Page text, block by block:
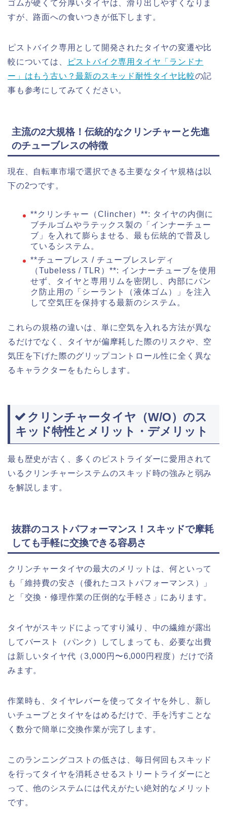
ゴムが硬くて分厚いタイヤは、滑り出しやすくなりま
すが、路面への食いつきが低下します。
ピストバイク専用として開発されたタイヤの変遷や比
較については、
ピストバイク専用タイヤ「ランドナ
ー」はもう古い？最新のスキッド耐性タイヤ比較の記
事も参考にしてみてください。
主流の2大規格！伝統的なクリンチャーと先進
のチューブレスの特徴
現在、自転車市場で選択できる主要なタイヤ規格は以
下の2つです。
**クリンチャー（Clincher）**: タイヤの内側に
ブチルゴムやラテックス製の「インナーチュー
ブ」を入れて膨らませる、最も伝統的で普及し
ているシステム。
**チューブレス / チューブレスレディ
（Tubeless / TLR）**: インナーチューブを使用
せず、タイヤと専用リムを密閉し、内部にパン
ク防止用の「シーラント（液体ゴム）」を注入
して空気圧を保持する最新のシステム。
これらの規格の違いは、単に空気を入れる方法が異な
るだけでなく、タイヤが偏摩耗した際のリスクや、空
気圧を下げた際のグリップコントロール性に全く異な
るキャラクターをもたらします。
クリンチャータイヤ（W/O）のス
キッド特性とメリット・デメリット
最も歴史が古く、多くのピストライダーに愛用されて
いるクリンチャーシステムのスキッド時の強みと弱み
を解説します。
抜群のコストパフォーマンス！スキッドで摩耗
しても手軽に交換できる容易さ
クリンチャータイヤの最大のメリットは、何といって
も「維持費の安さ（優れたコストパフォーマンス）」
と「交換・修理作業の圧倒的な手軽さ」にあります。
タイヤがスキッドによってすり減り、中の繊維が露出
してバースト（パンク）してしまっても、必要な出費
は新しいタイヤ代（3,000円〜6,000円程度）だけで済
みます。
作業時も、タイヤレバーを使ってタイヤを外し、新し
いチューブとタイヤをはめるだけで、手を汚すことな
く数分で簡単に交換作業が完了します。
このランニングコストの低さは、毎日何回もスキッド
を行ってタイヤを消耗させるストリートライダーにと
って、他のシステムには代えがたい絶対的なメリット
です。